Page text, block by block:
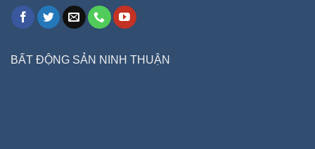
BẤT ĐỘNG SẢN NINH THUẬN